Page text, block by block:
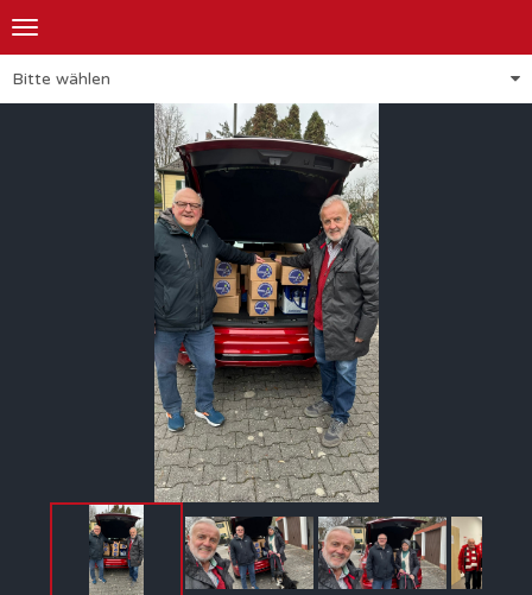
Toggle
navigation
Bitte wählen